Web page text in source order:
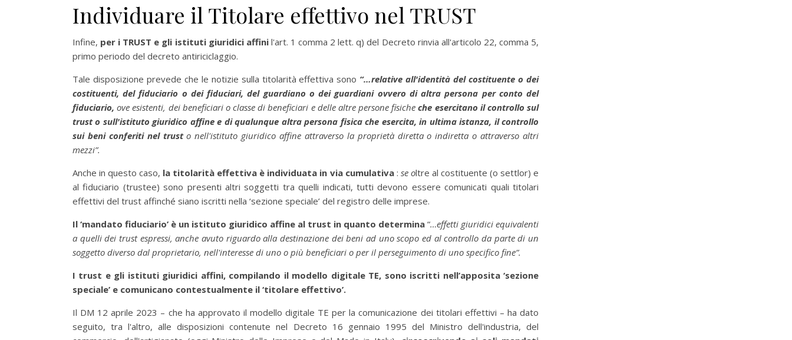
Individuare il Titolare effettivo nel TRUST
Infine, per i TRUST e gli istituti giuridici affini l'art. 1 comma 2 lett. q) del Decreto rinvia all'articolo 22, comma 5,
primo periodo del decreto antiriciclaggio.
Tale disposizione prevede che le notizie sulla titolarità effettiva sono “…relative all'identità del costituente o dei
costituenti, del fiduciario o dei fiduciari, del guardiano o dei guardiani ovvero di altra persona per conto del
fiduciario, ove esistenti, dei beneficiari o classe di beneficiari e delle altre persone fisicheche esercitano il controllo sul
trust o sull'istituto giuridico affine e di qualunque altra persona fisica che esercita, in ultima istanza, il controllo
sui beni conferiti nel trusto nell'istituto giuridico affine attraverso la proprietà diretta o indiretta o attraverso altri
mezzi”.
Anche in questo caso, la titolarità effettiva è individuata in via cumulativa: se oltre al costituente (o settlor) e
al fiduciario (trustee) sono presenti altri soggetti tra quelli indicati, tutti devono essere comunicati quali titolari
effettivi del trust affinché siano iscritti nella ‘sezione speciale’ del registro delle imprese.
Il ‘mandato fiduciario’ è un istituto giuridico affine al trust in quanto determina “…effetti giuridici equivalenti
a quelli dei trust espressi, anche avuto riguardo alla destinazione dei beni ad uno scopo ed al controllo da parte di un
soggetto diverso dal proprietario, nell'interesse di uno o più beneficiari o per il perseguimento di uno specifico fine”.
I trust e gli istituti giuridici affini, compilando il modello digitale TE, sono iscritti nell’apposita ‘sezione
speciale’ e comunicano contestualmente il ‘titolare effettivo’.
Il DM 12 aprile 2023 – che ha approvato il modello digitale TE per la comunicazione dei titolari effettivi – ha dato
seguito, tra l'altro, alle disposizioni contenute nel Decreto 16 gennaio 1995 del Ministro dell'industria, del